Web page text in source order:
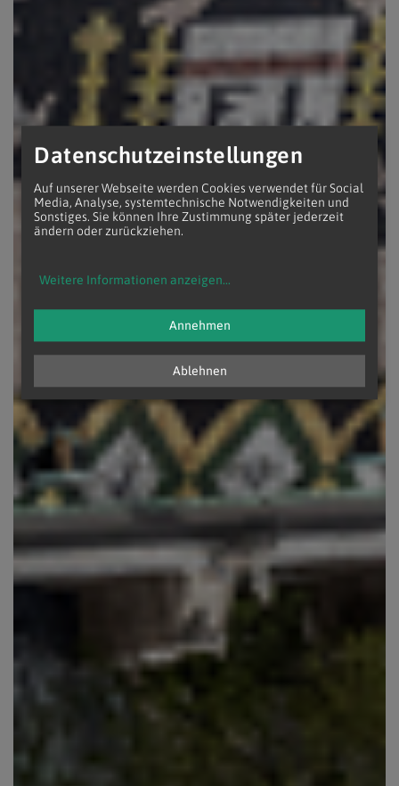
Datenschutzeinstellungen
Auf unserer Webseite werden Cookies verwendet für Social
Media, Analyse, systemtechnische Notwendigkeiten und
Sonstiges. Sie können Ihre Zustimmung später jederzeit
ändern oder zurückziehen.
Weitere Informationen anzeigen...
Ablehnen
Annehmen